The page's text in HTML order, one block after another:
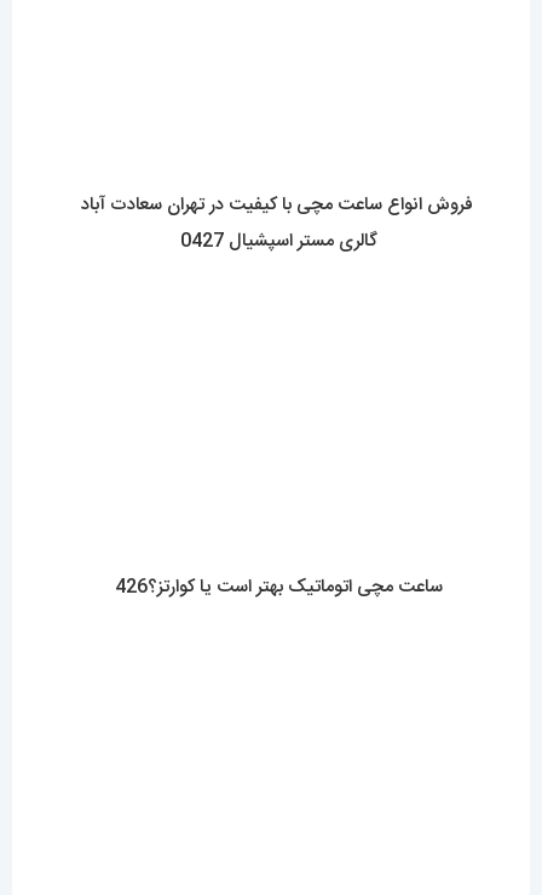
فروش انواع ساعت مچی با کیفیت در تهران سعادت آباد
گالری مستر اسپشیال 0427
ساعت مچی اتوماتیک بهتر است یا کوارتز؟426